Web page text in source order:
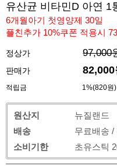
유산균 비타민D 아연 1
6개월아기 첫영양제 30일
플친추가 10%쿠폰 적용시
정상가 97,000
판매가
82,000
적립금 1%(820원)
원산지
뉴질랜드
배송
무료배송 /
소비기한
초유스틱